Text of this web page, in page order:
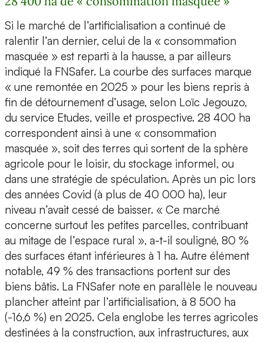
Si le marché de l’artificialisation a continué de
ralentir l’an dernier, celui de la « consommation
masquée » est reparti à la hausse, a par ailleurs
indiqué la FNSafer. La courbe des surfaces marque
« une remontée en 2025 » pour les biens repris à
fin de détournement d’usage, selon Loïc Jegouzo,
du service Etudes, veille et prospective. 28 400 ha
correspondent ainsi à une « consommation
masquée », soit des terres qui sortent de la sphère
agricole pour le loisir, du stockage informel, ou
dans une stratégie de spéculation. Après un pic lors
des années Covid (à plus de 40 000 ha), leur
niveau n’avait cessé de baisser. « Ce marché
concerne surtout les petites parcelles, contribuant
au mitage de l’espace rural », a-t-il souligné, 80 %
des surfaces étant inférieures à 1 ha. Autre élément
notable, 49 % des transactions portent sur des
biens bâtis. La FNSafer note en parallèle le nouveau
plancher atteint par l’artificialisation, à 8 500 ha
(-16,6 %) en 2025. Cela englobe les terres agricoles
destinées à la construction, aux infrastructures, aux